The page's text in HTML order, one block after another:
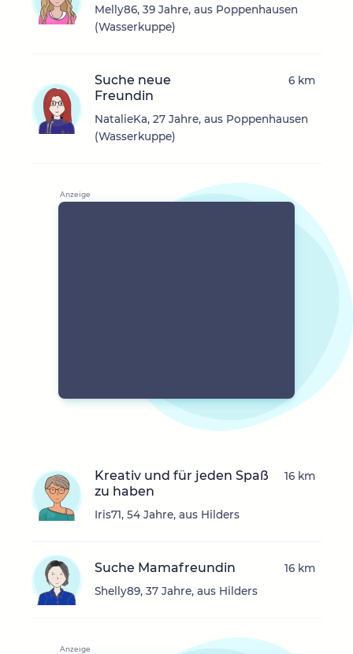
Melly86, 39 Jahre, aus Poppenhausen
(Wasserkuppe)
Suche neue
Freundin
NatalieKa, 27 Jahre, aus Poppenhausen
(Wasserkuppe)
6 km
Kreativ und für jeden Spaß
zu haben
Iris71, 54 Jahre, aus Hilders
16 km
Suche Mamafreundin
Shelly89, 37 Jahre, aus Hilders
16 km